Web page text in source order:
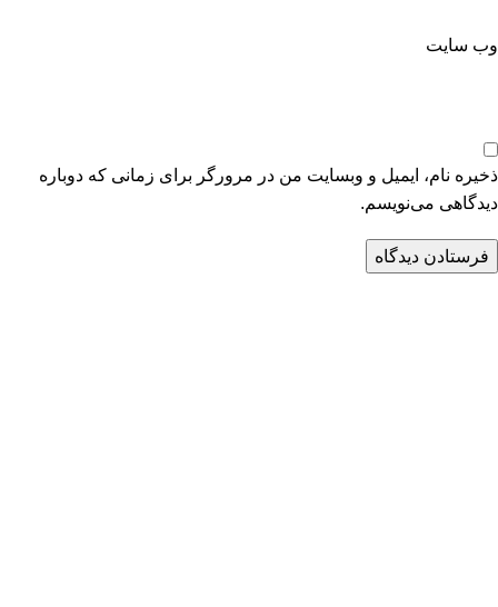
وب‌ سایت
ذخیره نام، ایمیل و وبسایت من در مرورگر برای زمانی که دوباره
دیدگاهی می‌نویسم.